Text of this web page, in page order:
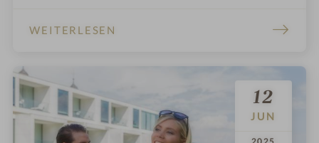
Sie Energie tanken können.
WEITERLESEN
12
.
JUN
.